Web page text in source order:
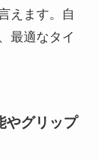
えます。自
最適なタイ
やグリップ